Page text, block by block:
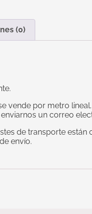
(0)
vende por metro
un correo
de transporte están
envío.